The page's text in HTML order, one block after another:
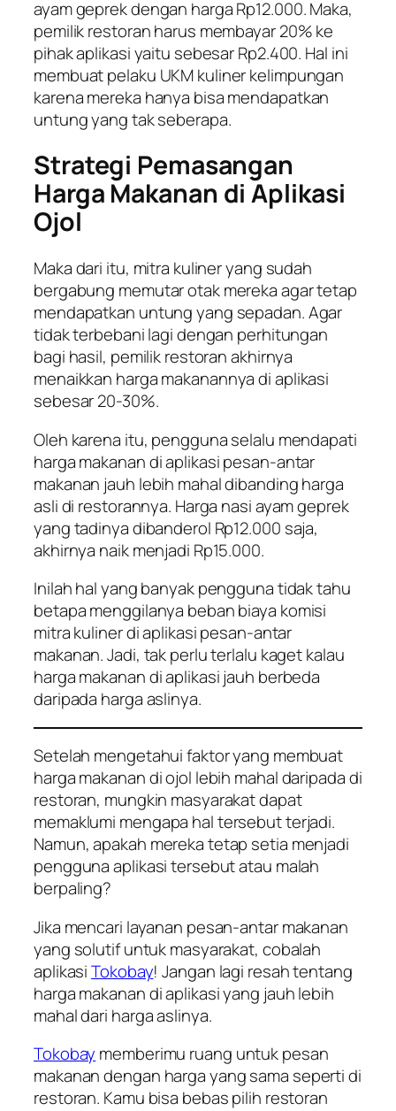
ayam geprek dengan harga Rp12.000. Maka,
pemilik restoran harus membayar 20% ke
pihak aplikasi yaitu sebesar Rp2.400. Hal ini
membuat pelaku UKM kuliner kelimpungan
karena mereka hanya bisa mendapatkan
untung yang tak seberapa.
Strategi Pemasangan
Harga Makanan di Aplikasi
Ojol
Maka dari itu, mitra kuliner yang sudah
bergabung memutar otak mereka agar tetap
mendapatkan untung yang sepadan. Agar
tidak terbebani lagi dengan perhitungan
bagi hasil, pemilik restoran akhirnya
menaikkan harga makanannya di aplikasi
sebesar 20-30%.
Oleh karena itu, pengguna selalu mendapati
harga makanan di aplikasi pesan-antar
makanan jauh lebih mahal dibanding harga
asli di restorannya. Harga nasi ayam geprek
yang tadinya dibanderol Rp12.000 saja,
akhirnya naik menjadi Rp15.000.
Inilah hal yang banyak pengguna tidak tahu
betapa menggilanya beban biaya komisi
mitra kuliner di aplikasi pesan-antar
makanan. Jadi, tak perlu terlalu kaget kalau
harga makanan di aplikasi jauh berbeda
daripada harga aslinya.
Setelah mengetahui faktor yang membuat
harga makanan di ojol lebih mahal daripada di
restoran, mungkin masyarakat dapat
memaklumi mengapa hal tersebut terjadi.
Namun, apakah mereka tetap setia menjadi
pengguna aplikasi tersebut atau malah
berpaling?
Jika mencari layanan pesan-antar makanan
yang solutif untuk masyarakat, cobalah
aplikasiTokobay! Jangan lagi resah tentang
harga makanan di aplikasi yang jauh lebih
mahal dari harga aslinya.
Tokobay memberimu ruang untuk pesan
makanan dengan harga yang sama seperti di
restoran. Kamu bisa bebas pilih restoran